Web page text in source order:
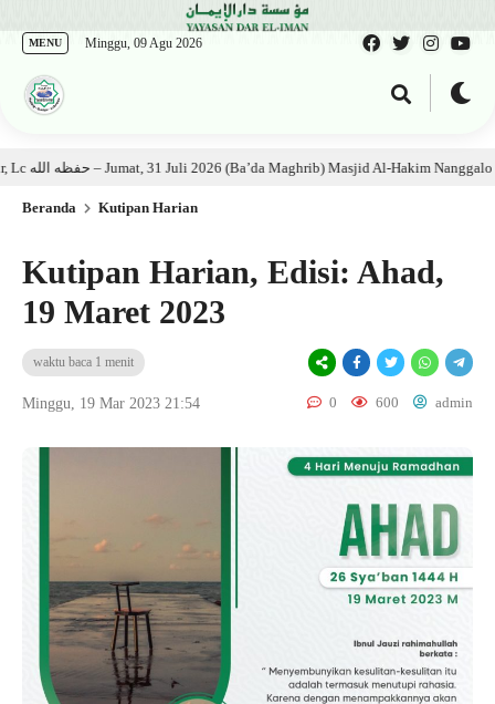
MENU Minggu, 09 Agu 2026
Kajian Kitab: Ustadz Al Munawwir, Lc حفظه الله – Jumat, 31 Juli 2026 (Ba’da Maghrib) Masjid Al-Hakim Nanggalo Lapai
Beranda Kutipan Harian
Kutipan Harian, Edisi: Ahad,
19 Maret 2023
waktu baca 1 menit
Minggu, 19 Mar 2023 21:54 0 600 admin